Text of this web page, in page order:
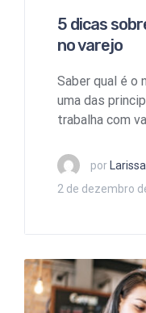
5 dicas
no varejo
Saber qual é o
uma das
trabalha com
por
2 de dezembro